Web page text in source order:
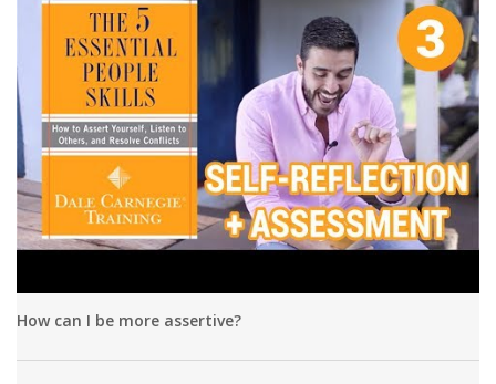
How can I be more assertive?